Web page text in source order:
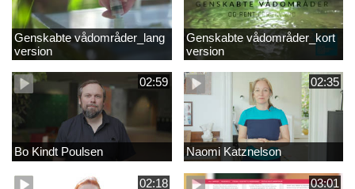
Genskabte vådområder_lang
version
Genskabte vådområder_kort
version
02:59
Bo Kindt Poulsen
02:35
Naomi Katznelson
02:18 03:01